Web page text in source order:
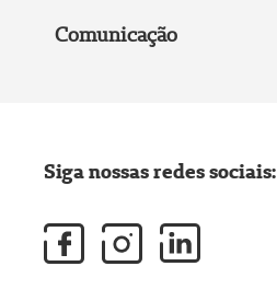
Comunicação
Siga nossas redes sociais: